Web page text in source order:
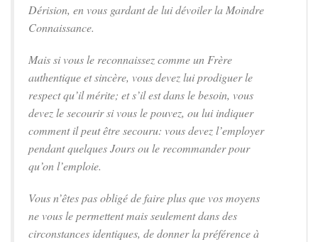
Dérision, en vous gardant de lui dévoiler la Moindre
Connaissance.
Mais si vous le reconnaissez comme un Frère
authentique et sincère, vous devez lui prodiguer le
respect qu’il mérite; et s’il est dans le besoin, vous
devez le secourir si vous le pouvez, ou lui indiquer
comment il peut être secouru: vous devez l’employer
pendant quelques Jours ou le recommander pour
qu’on l’emploie.
Vous n’êtes pas obligé de faire plus que vos moyens
ne vous le permettent mais seulement dans des
circonstances identiques, de donner la préférence à